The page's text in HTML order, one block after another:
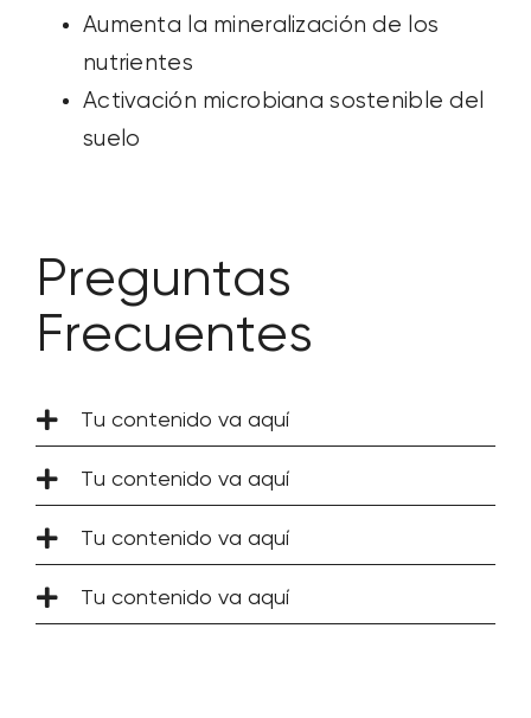
Aumenta la mineralización de los
nutrientes
Activación microbiana sostenible del
suelo
Preguntas
Frecuentes
Tu contenido va aquí
Tu contenido va aquí
Tu contenido va aquí
Tu contenido va aquí